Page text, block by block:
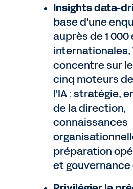
Insights data-
base d'une
auprès de 1
internationales,
concentre sur
cinq moteurs
l'IA : stratégie,
de la direction,
connaissances
préparation
et